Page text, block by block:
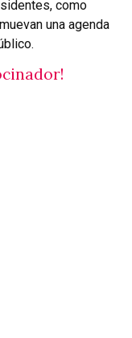
como
una agenda